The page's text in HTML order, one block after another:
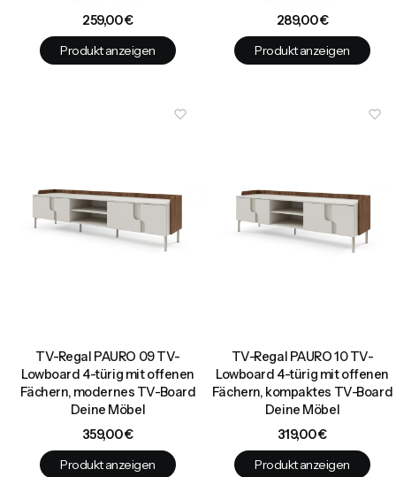
Preis
259,00 €
Produkt anzeigen
Preis
289,00 €
Produkt anzeigen
TV-Regal PAURO 09 TV-
Lowboard 4-türig mit offenen
Fächern, modernes TV-Board
Deine Möbel
Preis
359,00 €
Produkt anzeigen
TV-Regal PAURO 10 TV-
Lowboard 4-türig mit offenen
Fächern, kompaktes TV-Board
Deine Möbel
Preis
319,00 €
Produkt anzeigen